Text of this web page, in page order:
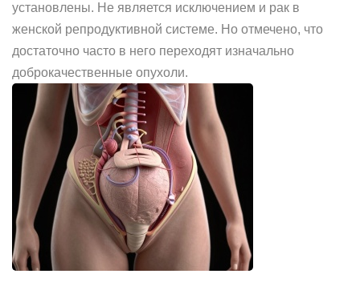
установлены. Не является исключением и рак в
женской репродуктивной системе. Но отмечено, что
достаточно часто в него переходят изначально
доброкачественные опухоли.